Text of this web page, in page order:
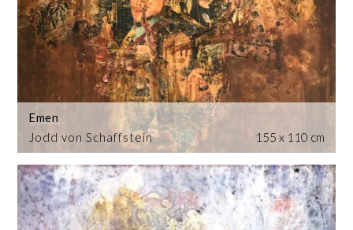
Jodd von Schaffstein
Emen
155 x 110 cm